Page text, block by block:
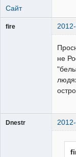
Сайт
fire
не
Dnestr